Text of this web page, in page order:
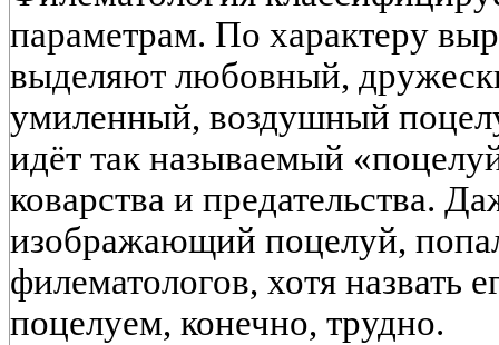
параметрам. По характеру
выделяют любовный,
умиленный, воздушный
идёт так называемый
коварства и предательства.
изображающий поцелуй,
филематологов, хотя назвать
поцелуем, конечно, трудно.